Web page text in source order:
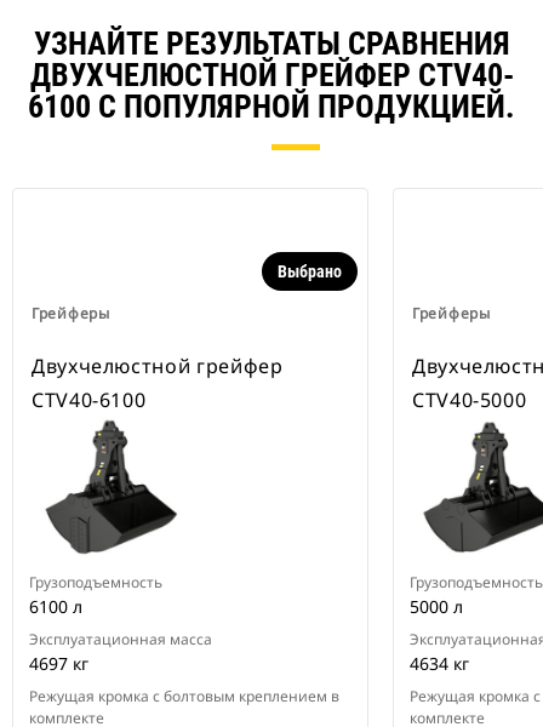
УЗНАЙТЕ РЕЗУЛЬТАТЫ СРАВНЕНИЯ
ДВУХЧЕЛЮСТНОЙ ГРЕЙФЕР CTV40-
6100 С ПОПУЛЯРНОЙ ПРОДУКЦИЕЙ.
Грейферы
Выбрано
Двухчелюстной грейфер
CTV40-6100
Грузоподъемность
6100 л
Эксплуатационная масса
4697 кг
Режущая кромка с болтовым креплением в
комплекте
Грейферы
CTV40-5000
Грузоподъемность
5000 л
4634 кг
Режущая кромка
комплекте